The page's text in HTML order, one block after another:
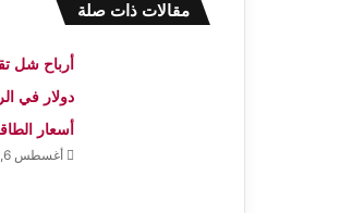
مقالات ذات صلة
دولار في
أسعار
أغسطس 6, 2026